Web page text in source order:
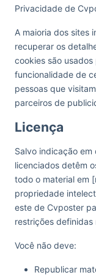
Privacidade de
A maioria dos sites
recuperar os
cookies são
funcionalidade de
pessoas que
parceiros de
Licença
Salvo indicação
licenciados detêm
todo o material em
propriedade
este de Cvposter
restrições definidas
Você não deve:
Republicar